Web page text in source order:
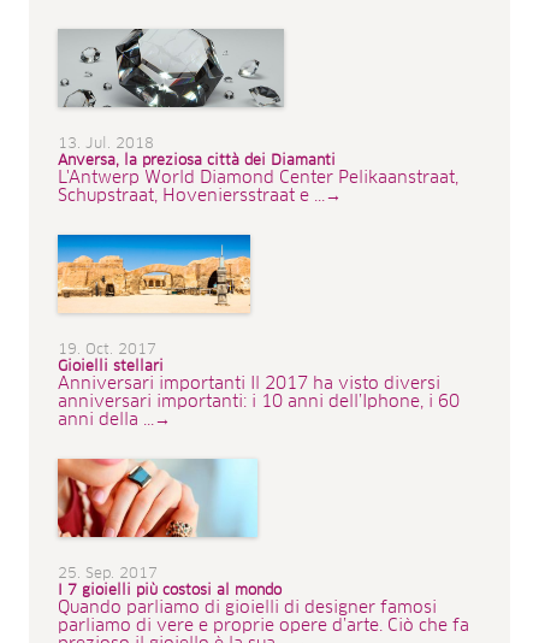
13. Jul. 2018
Anversa, la preziosa città dei Diamanti
L'Antwerp World Diamond Center Pelikaanstraat,
Schupstraat, Hoveniersstraat e ...→
19. Oct. 2017
Gioielli stellari
Anniversari importanti Il 2017 ha visto diversi
anniversari importanti: i 10 anni dell’Iphone, i 60
anni della ...→
25. Sep. 2017
I 7 gioielli più costosi al mondo
Quando parliamo di gioielli di designer famosi
parliamo di vere e proprie opere d’arte. Ciò che fa